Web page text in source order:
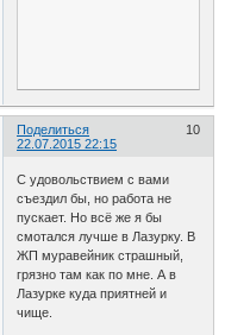
Поделиться
10
22.07.2015 22:15
С удовольствием с вами
съездил бы, но работа не
пускает. Но всё же я бы
смотался лучше в Лазурку. В
ЖП муравейник страшный,
грязно там как по мне. А в
Лазурке куда приятней и
чище.